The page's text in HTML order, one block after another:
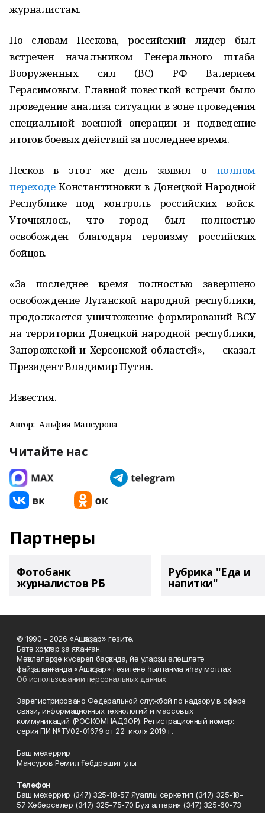
журналистам.
По словам Пескова, российский лидер был
встречен начальником Генерального штаба
Вооруженных сил (ВС) РФ Валерием
Герасимовым. Главной повесткой встречи было
проведение анализа ситуации в зоне проведения
специальной военной операции и подведение
итогов боевых действий за последнее время.
Песков в этот же день заявил о полном
переходеКонстантиновки в Донецкой Народной
Республике под контроль российских войск.
Уточнялось, что город был полностью
освобожден благодаря героизму российских
бойцов.
«За последнее время полностью завершено
освобождение Луганской народной республики,
продолжается уничтожение формирований ВСУ
на территории Донецкой народной республики,
Запорожской и Херсонской областей», — сказал
Президент Владимир Путин.
Известия.
Автор: Альфия Мансурова
Читайте нас
Партнеры
Фотобанк
журналистов РБ
Рубрика "Еда и
напитки"
© 1990 - 2026 «Ашҡаҙар» гәзите.
Бөтә хоҡуҡтар ҙа яҡланған.
Мәҡәләләрҙе күсереп баҫҡанда, йә уларҙы өлөшләтә
файҙаланғанда «Ашҡаҙар» гәзитенә һылтанма яһау мотлаҡ.
Об использовании персональных данных
Зарегистрировано Федеральной службой по надзору в сфере
связи, информационных технологий и массовых
коммуникаций (РОСКОМНАДЗОР). Регистрационный номер:
серия ПИ №ТУ02-01679 от 22 июля 2019 г.
Баш мөхәррир
Мансуров Рәмил Ғәбдрәшит улы.
Телефон
Баш мөхәррир (347) 325-18-57 Яуаплы сәркәтип (347) 325-18-
57 Хәбәрселәр (347) 325-75-70 Бухгалтерия (347) 325-60-73